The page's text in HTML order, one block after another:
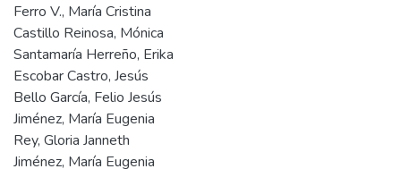
Ferro V., María Cristina
Castillo Reinosa, Mónica
Santamaría Herreño, Erika
Escobar Castro, Jesús
Bello García, Felio Jesús
Jiménez, María Eugenia
Rey, Gloria Janneth
Jiménez, María Eugenia